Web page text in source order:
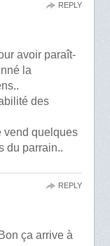
avoir paraît-
la
des
vend quelques
du parrain..
REPLY
ça arrive à
REPLY